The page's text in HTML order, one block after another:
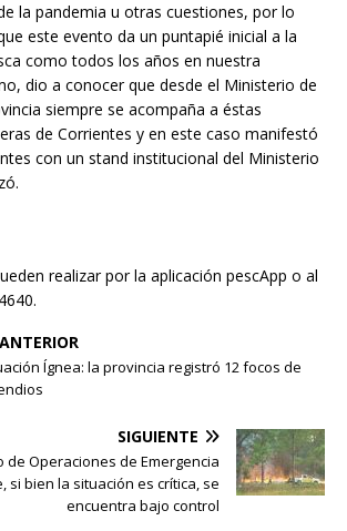
la pandemia u otras cuestiones, por lo
este evento da un puntapié inicial a la
como todos los años en nuestra
dio a conocer que desde el Ministerio de
siempre se acompaña a éstas
de Corrientes y en este caso manifestó
con un stand institucional del Ministerio
realizar por la aplicación pescApp o al
ANTERIOR
Ígnea: la provincia registró 12 focos de
SIGUIENTE
de Operaciones de Emergencia
si bien la situación es crítica, se
encuentra bajo control